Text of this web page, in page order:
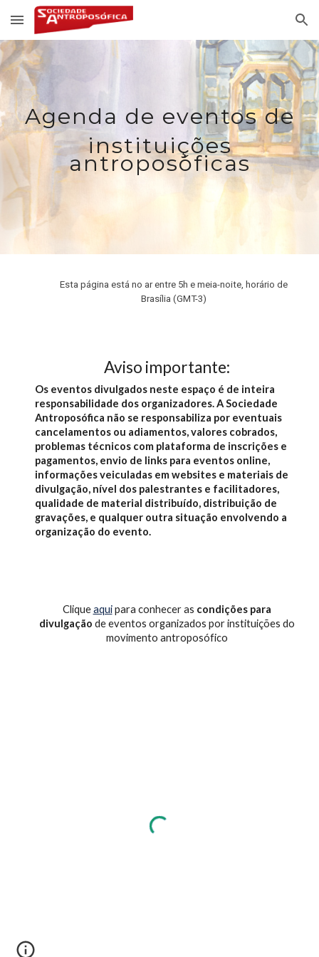
Skip to main content Skip to navigation
Agenda de eventos de
instituições
antroposóficas
Esta página está no ar entre 5h e meia-noite, horário de
Brasília (GMT-3)
Aviso importante:
Os eventos divulgados neste espaço é de inteira
responsabilidade dos organizadores. A Sociedade
Antroposófica não se responsabiliza por eventuais
cancelamentos ou adiamentos, valores cobrados,
problemas técnicos com plataforma de inscrições e
pagamentos, envio de links para eventos online,
informações veiculadas em websites e materiais de
divulgação, nível dos palestrantes e facilitadores,
qualidade de material distribuído, distribuição de
gravações, e qualquer outra situação envolvendo a
organização do evento.
Cliqueaqui para conhecer as condições para
divulgação de eventos organizados por instituições do
movimento antroposófico